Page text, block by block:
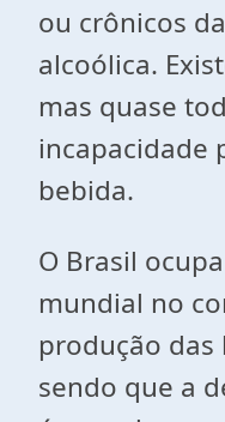
ou crônicos
alcoólica.
mas quase
incapacidade
bebida.
O Brasil
mundial no
produção das
sendo que a